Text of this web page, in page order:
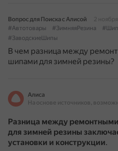
Вопрос для Поиска с Алисой
2 ноября
#Автотовары
#ЗимняяРезина
#ЗаводскиеШипы
В чем разница между
шипами для зимней резины?
Алиса
Разница между
для зимней резины
установки и конструкции.